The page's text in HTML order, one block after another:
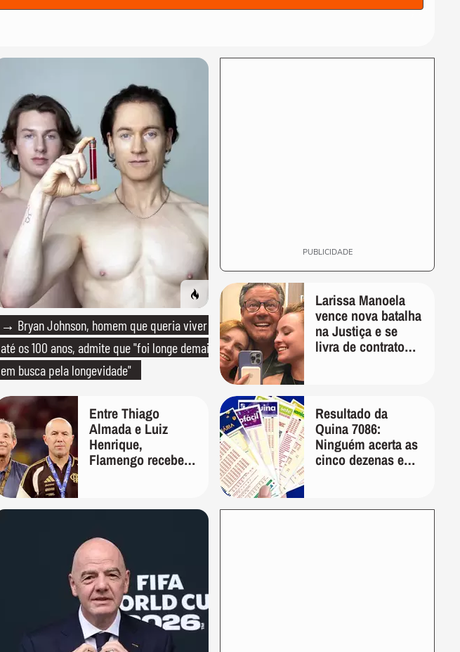
Hortência explica por que
→ Bryan Johnson, homem que queria viver
até os 100 anos, admite que "foi longe demais
em busca pela longevidade"
PUBLICIDADE
Larissa Manoela
vence nova batalha
na Justiça e se
livra de contrato
Entre Thiago
Almada e Luiz
Henrique,
Flamengo recebeu
Resultado da
Quina 7086:
Ninguém acerta as
cinco dezenas e